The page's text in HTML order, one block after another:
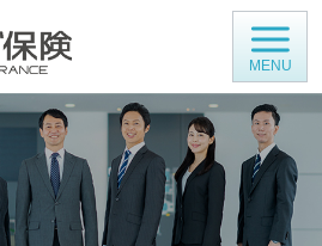
MENU